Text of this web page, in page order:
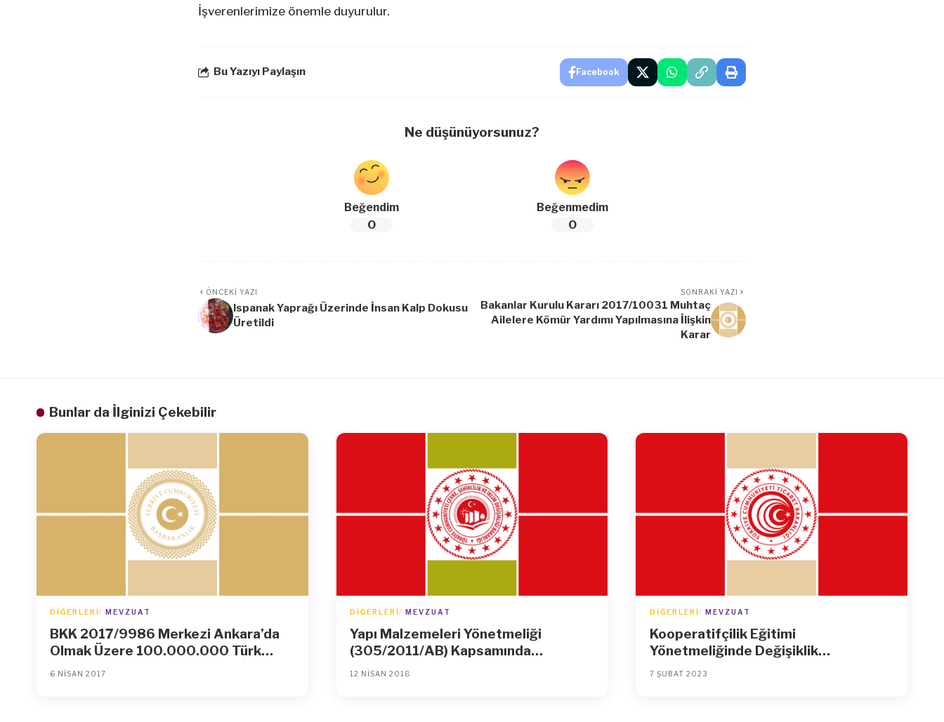
İşverenlerimize önemle duyurulur.
Bu Yazıyı Paylaşın Facebook
Ne düşünüyorsunuz?
Beğendim
0
Beğenmedim
0
ÖNCEKI YAZI
Ispanak Yaprağı Üzerinde İnsan Kalp Dokusu
Üretildi
SONRAKI YAZI
Bakanlar Kurulu Kararı 2017/10031 Muhtaç
Ailelere Kömür Yardımı Yapılmasına İlişkin
Karar
Bunlar da İlginizi Çekebilir
DIĞERLERI MEVZUAT
BKK 2017/9986 Merkezi Ankara’da
Olmak Üzere 100.000.000 Türk
Lirası Sermayeli Türkiye Ürün İhtisas
6 NISAN 2017
DIĞERLERI MEVZUAT
Yapı Malzemeleri Yönetmeliği
(305/2011/AB) Kapsamında
Uygulanacak Teknik Şartnamelerin
12 NISAN 2018
DIĞERLERI MEVZUAT
Kooperatifçilik Eğitimi
Yönetmeliğinde Değişiklik
Yapılmasına Dair Yönetmelik
7 ŞUBAT 2023